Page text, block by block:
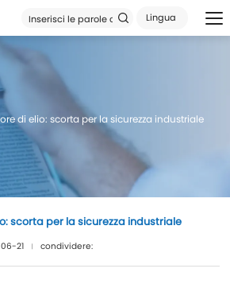
Lingua
di elio: scorta per la sicurezza industriale
scorta per la sicurezza industriale
21 condividere: